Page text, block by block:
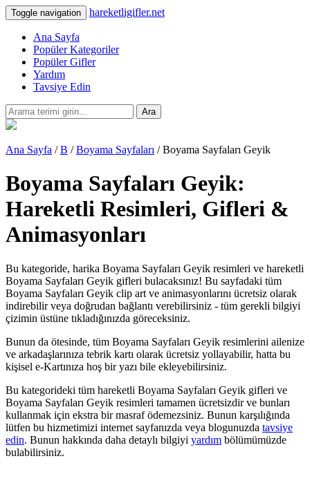
Toggle navigation hareketligifler.net
Ana Sayfa
Popüler Kategoriler
Popüler Gifler
Yardım
Tavsiye Edin
Ara
Ana Sayfa /B /Boyama Sayfaları / Boyama Sayfaları Geyik
Boyama Sayfaları Geyik:
Hareketli Resimleri, Gifleri &
Animasyonları
Bu kategoride, harika Boyama Sayfaları Geyik resimleri ve hareketli
Boyama Sayfaları Geyik gifleri bulacaksınız! Bu sayfadaki tüm
Boyama Sayfaları Geyik clip art ve animasyonlarını ücretsiz olarak
indirebilir veya doğrudan bağlantı verebilirsiniz - tüm gerekli bilgiyi
çizimin üstüne tıkladığınızda göreceksiniz.
Bunun da ötesinde, tüm Boyama Sayfaları Geyik resimlerini ailenize
ve arkadaşlarınıza tebrik kartı olarak ücretsiz yollayabilir, hatta bu
kişisel e-Kartınıza hoş bir yazı bile ekleyebilirsiniz.
Bu kategorideki tüm hareketli Boyama Sayfaları Geyik gifleri ve
Boyama Sayfaları Geyik resimleri tamamen ücretsizdir ve bunları
kullanmak için ekstra bir masraf ödemezsiniz. Bunun karşılığında
lütfen bu hizmetimizi internet sayfanızda veya blogunuzda tavsiye
edin. Bunun hakkında daha detaylı bilgiyi yardım bölümümüzde
bulabilirsiniz.